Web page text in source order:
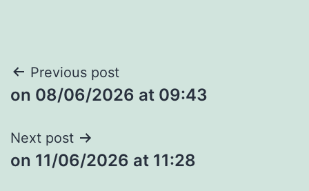
Post
navigation
Previous post
​on 08/06/2026 at 09:43
Next post
​on 11/06/2026 at 11:28